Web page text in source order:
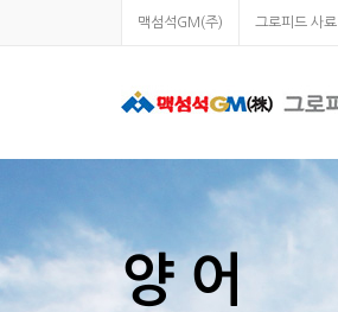
맥섬석GM(주) 그로피드 사료
양 어